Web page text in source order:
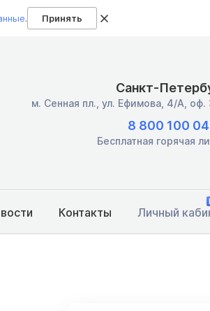
. Принять
Санкт-
м. Сенная пл., ул. Ефимова, 4/А, оф.
8 800 100
Бесплатная горячая
Контакты Личный